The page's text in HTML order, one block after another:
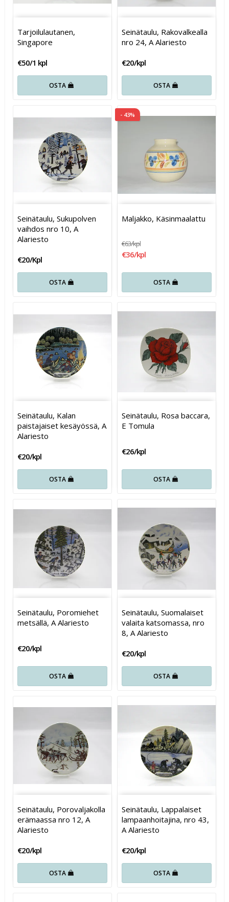
Tarjoilulautanen,
Singapore
€50/1 kpl
OSTA
Seinätaulu, Rakovalkealla
nro 24, A Alariesto
€20/kpl
OSTA
Seinätaulu, Sukupolven
vaihdos nro 10, A
Alariesto
€20/Kpl
OSTA
- 43%
Maljakko, Käsinmaalattu
€63/kpl
€36/kpl
OSTA
Seinätaulu, Kalan
paistajaiset kesäyössä, A
Alariesto
€20/kpl
OSTA
Seinätaulu, Rosa baccara,
E Tomula
€26/kpl
OSTA
Seinätaulu, Poromiehet
metsällä, A Alariesto
€20/kpl
OSTA
Seinätaulu, Suomalaiset
valaita katsomassa, nro
8, A Alariesto
€20/kpl
OSTA
Seinätaulu, Porovaljakolla
erämaassa nro 12, A
Alariesto
€20/kpl
OSTA
Seinätaulu, Lappalaiset
lampaanhoitajina, nro 43,
A Alariesto
€20/kpl
OSTA